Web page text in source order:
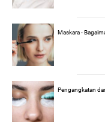
Maskara -
Pengangkatan